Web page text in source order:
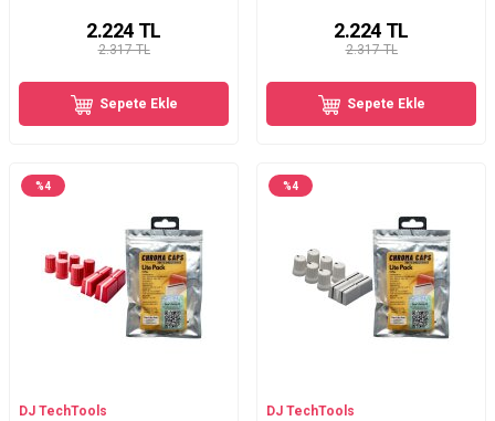
2.317 TL
2.224 TL
Sepete Ekle
2.317 TL
2.224 TL
Sepete Ekle
%4
DJ TechTools
%4
DJ TechTools